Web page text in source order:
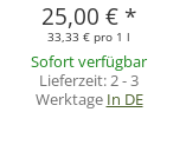
25,00 € *
33,33 € pro 1 l
Sofort verfügbar
Lieferzeit:2 - 3
Werktage In DE